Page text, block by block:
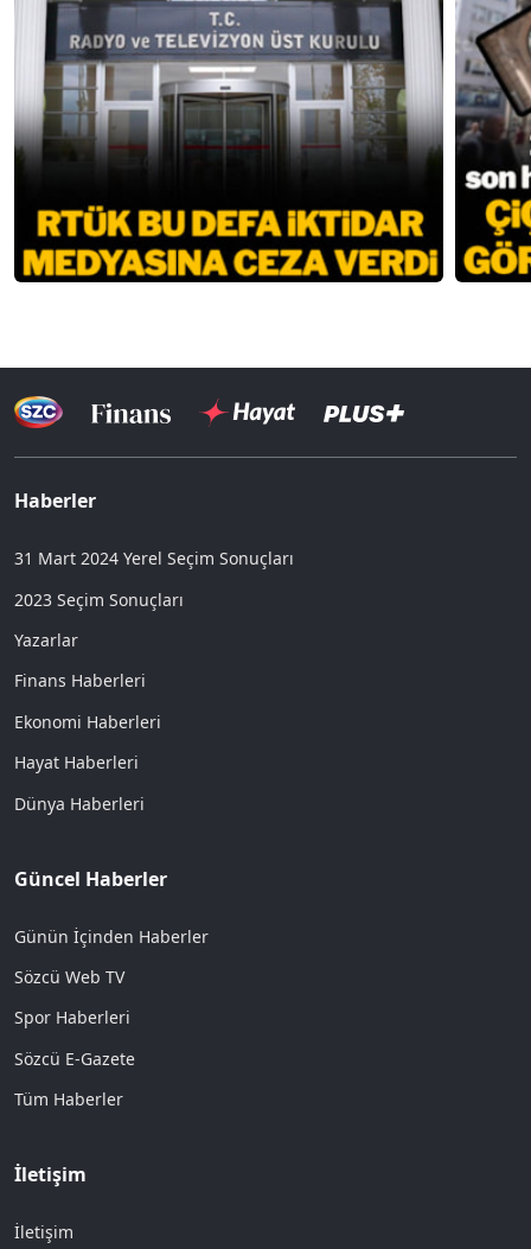
Haberler
31 Mart 2024 Yerel Seçim Sonuçları
2023 Seçim Sonuçları
Yazarlar
Finans Haberleri
Ekonomi Haberleri
Hayat Haberleri
Dünya Haberleri
Güncel Haberler
Günün İçinden Haberler
Sözcü Web TV
Spor Haberleri
Sözcü E-Gazete
Tüm Haberler
İletişim
İletişim